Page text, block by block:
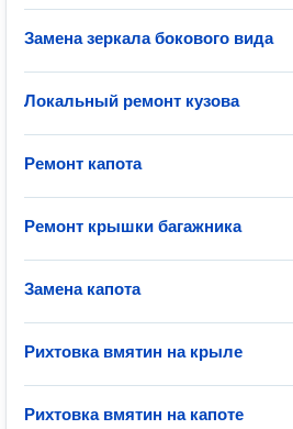
Замена зеркала бокового вида
Локальный ремонт кузова
Ремонт капота
Ремонт крышки багажника
Замена капота
Рихтовка вмятин на крыле
Рихтовка вмятин на капоте